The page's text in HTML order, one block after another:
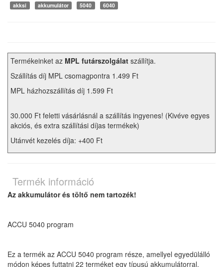
akksi
akkumulátor 5040 6040
Termékeinket az MPL futárszolgálat szállítja.
Szállítás díj MPL csomagpontra 1.499 Ft
MPL házhozszállítás díj 1.599 Ft
30.000 Ft feletti vásárlásnál a szállítás ingyenes! (Kivéve egyes
akciós, és extra szállítási díjas termékek)
Utánvét kezelés díja: +400 Ft
Termék információ
Az akkumulátor és töltő nem tartozék!
ACCU 5040 program
Ez a termék az ACCU 5040 program része, amellyel egyedülálló
módon képes futtatni 22 terméket egy típusú akkumulátorral.